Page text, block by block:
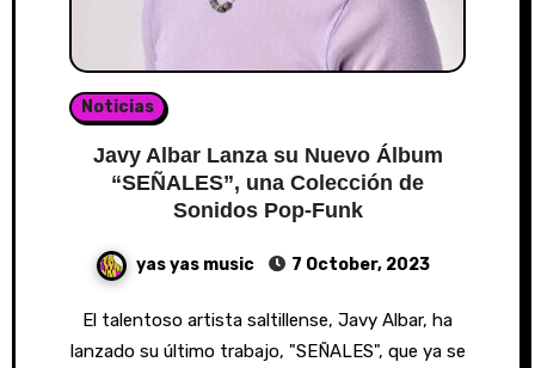
Noticias
Javy Albar Lanza su Nuevo Álbum
“SEÑALES”, una Colección de
Sonidos Pop-Funk
yas yas music 7 October, 2023
El talentoso artista saltillense, Javy Albar, ha
lanzado su último trabajo, "SEÑALES", que ya se